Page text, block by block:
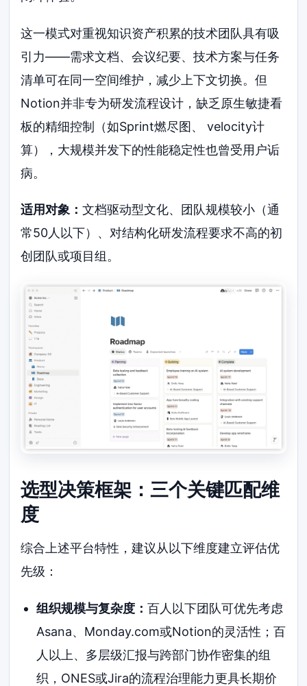
这一模式对重视知识资产积累的技术团队具有吸
引力——需求文档、会议纪要、技术方案与任务
清单可在同一空间维护，减少上下文切换。但
Notion并非专为研发流程设计，缺乏原生敏捷看
板的精细控制（如Sprint燃尽图、 velocity计
算），大规模并发下的性能稳定性也曾受用户诟
病。
适用对象：文档驱动型文化、团队规模较小（通
常50人以下）、对结构化研发流程要求不高的初
创团队或项目组。
选型决策框架：三个关键匹配维
度
综合上述平台特性，建议从以下维度建立评估优
先级：
组织规模与复杂度： 百人以下团队可优先考虑
Asana、Monday.com或Notion的灵活性；百
人以上、多层级汇报与跨部门协作密集的组
织，ONES或Jira的流程治理能力更具长期价